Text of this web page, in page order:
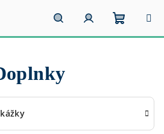
HľadaťPrihlásenie